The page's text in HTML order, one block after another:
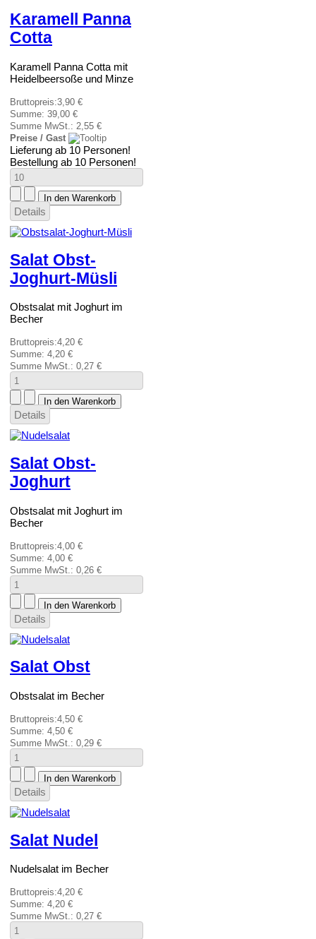
Karamell Panna
Cotta
Karamell Panna Cotta mit
Heidelbeersoße und Minze
Bruttopreis:3,90 €
Summe: 39,00 €
Summe MwSt.: 2,55 €
Preise / Gast
Lieferung ab 10 Personen!
Bestellung ab 10 Personen!
Details
Salat Obst-
Joghurt-Müsli
Obstsalat mit Joghurt im
Becher
Bruttopreis:4,20 €
Summe: 4,20 €
Summe MwSt.: 0,27 €
Details
Salat Obst-
Joghurt
Obstsalat mit Joghurt im
Becher
Bruttopreis:4,00 €
Summe: 4,00 €
Summe MwSt.: 0,26 €
Details
Salat Obst
Obstsalat im Becher
Bruttopreis:4,50 €
Summe: 4,50 €
Summe MwSt.: 0,29 €
Details
Salat Nudel
Nudelsalat im Becher
Bruttopreis:4,20 €
Summe: 4,20 €
Summe MwSt.: 0,27 €